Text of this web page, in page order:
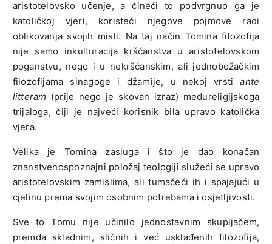
aristotelovsko učenje, a čineći to podvrgnuo ga je
katoličkoj vjeri, koristeći njegove pojmove radi
oblikovanja svojih misli. Na taj način Tomina filozofija
nije samo inkulturacija kršćanstva u aristotelovskom
poganstvu, nego i u nekršćanskim, ali jednobožačkim
filozofijama sinagoge i džamije, u nekoj vrstiante
litteram (prije nego je skovan izraz) međureligijskoga
trijaloga, čiji je najveći korisnik bila upravo katolička
vjera.
Velika je Tomina zasluga i što je dao konačan
znanstvenospoznajni položaj teologiji služeći se upravo
aristotelovskim zamislima, ali tumačeći ih i spajajući u
cjelinu prema svojim osobnim potrebama i osjetljivosti.
Sve to Tomu nije učinilo jednostavnim skupljačem,
premda skladnim, sličnih i već usklađenih filozofija,